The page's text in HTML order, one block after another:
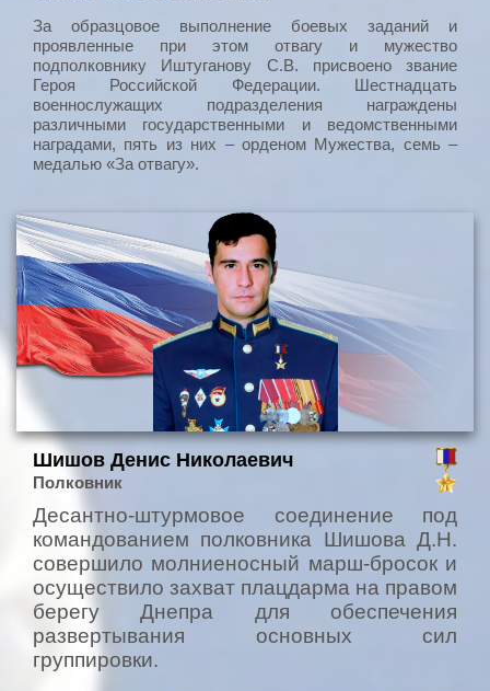
За образцовое выполнение боевых заданий и
проявленные при этом отвагу и мужество
подполковнику Иштуганову С.В. присвоено звание
Героя Российской Федерации. Шестнадцать
военнослужащих подразделения награждены
различными государственными и ведомственными
наградами, пять из них – орденом Мужества, семь –
медалью «За отвагу».
Шишов Денис Николаевич
Полковник
Десантно-штурмовое соединение под
командованием полковника Шишова Д.Н.
совершило молниеносный марш-бросок и
осуществило захват плацдарма на правом
берегу Днепра для обеспечения
развертывания основных сил
группировки.